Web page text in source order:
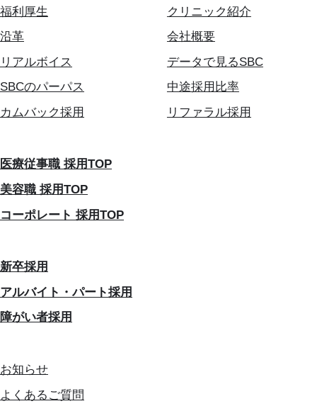
福利厚生
クリニック紹介
沿革
会社概要
リアルボイス
データで見るSBC
SBCのパーパス
中途採用比率
カムバック採用
リファラル採用
医療従事職 採用TOP
美容職 採用TOP
コーポレート 採用TOP
新卒採用
アルバイト・パート採用
障がい者採用
お知らせ
よくあるご質問